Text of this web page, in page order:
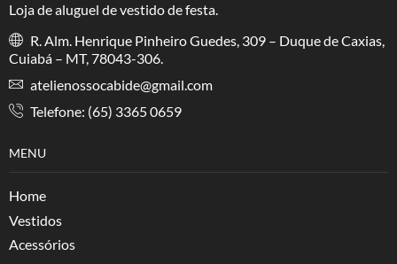
Loja de aluguel de vestido de festa.
R. Alm. Henrique Pinheiro Guedes, 309 – Duque de Caxias,
Cuiabá – MT, 78043-306.
atelienossocabide@gmail.com
Telefone: (65) 3365 0659
MENU
Home
Vestidos
Acessórios